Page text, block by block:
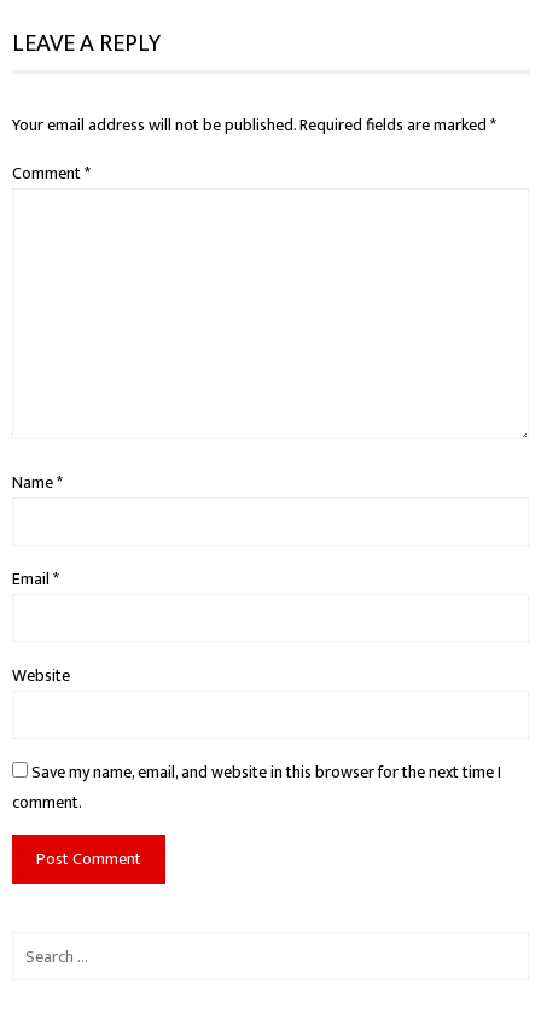
LEAVE A REPLY
Your email address will not be published.Required fields are marked*
Comment*
Name*
Email*
Website
Save my name, email, and website in this browser for the next time I
comment.
Search